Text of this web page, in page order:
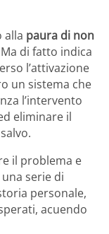
alla paura di non
di fatto indica
l’attivazione
un sistema che
l’intervento
eliminare il
il problema e
serie di
personale,
acuendo